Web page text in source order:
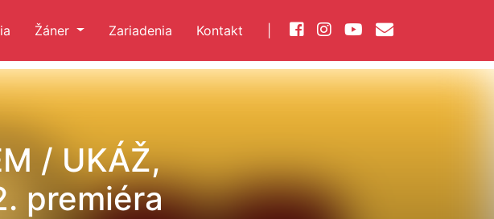
Žáner Zariadenia Kontakt
/ UKÁŽ,
premiéra